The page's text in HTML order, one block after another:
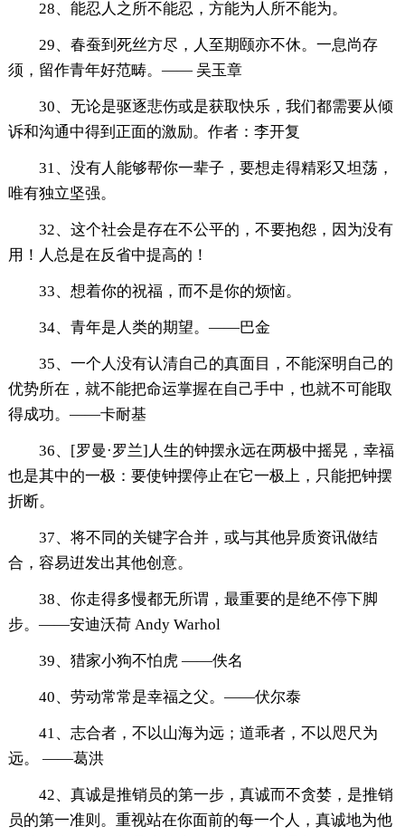
28、能忍人之所不能忍，方能为人所不能为。
29、春蚕到死丝方尽，人至期颐亦不休。一息尚存
须，留作青年好范畴。—— 吴玉章
30、无论是驱逐悲伤或是获取快乐，我们都需要从倾
诉和沟通中得到正面的激励。作者：李开复
31、没有人能够帮你一辈子，要想走得精彩又坦荡，
唯有独立坚强。
32、这个社会是存在不公平的，不要抱怨，因为没有
用！人总是在反省中提高的！
33、想着你的祝福，而不是你的烦恼。
34、青年是人类的期望。——巴金
35、一个人没有认清自己的真面目，不能深明自己的
优势所在，就不能把命运掌握在自己手中，也就不可能取
得成功。——卡耐基
36、[罗曼·罗兰]人生的钟摆永远在两极中摇晃，幸福
也是其中的一极：要使钟摆停止在它一极上，只能把钟摆
折断。
37、将不同的关键字合并，或与其他异质资讯做结
合，容易逬发出其他创意。
38、你走得多慢都无所谓，最重要的是绝不停下脚
步。——安迪沃荷 Andy Warhol
39、猎家小狗不怕虎 ——佚名
40、劳动常常是幸福之父。——伏尔泰
41、志合者，不以山海为远；道乖者，不以咫尺为
远。 ——葛洪
42、真诚是推销员的第一步，真诚而不贪婪，是推销
员的第一准则。重视站在你面前的每一个人，真诚地为他